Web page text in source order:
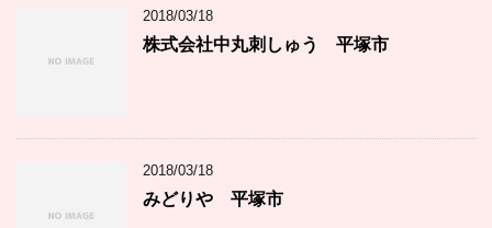
2018/03/18
株式会社中丸刺しゅう 平塚市
2018/03/18
みどりや 平塚市